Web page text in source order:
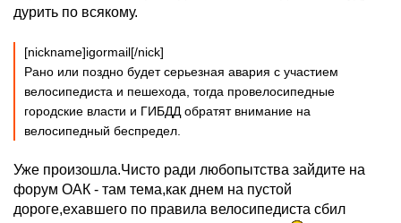
дурить по всякому.
[nickname]igormail[/nick]
Рано или поздно будет серьезная авария с участием
велосипедиста и пешехода, тогда провелосипедные
городские власти и ГИБДД обратят внимание на
велосипедный беспредел.
Уже произошла.Чисто ради любопытства зайдите на
форум ОАК - там тема,как днем на пустой
дороге,ехавшего по правила велосипедиста сбил